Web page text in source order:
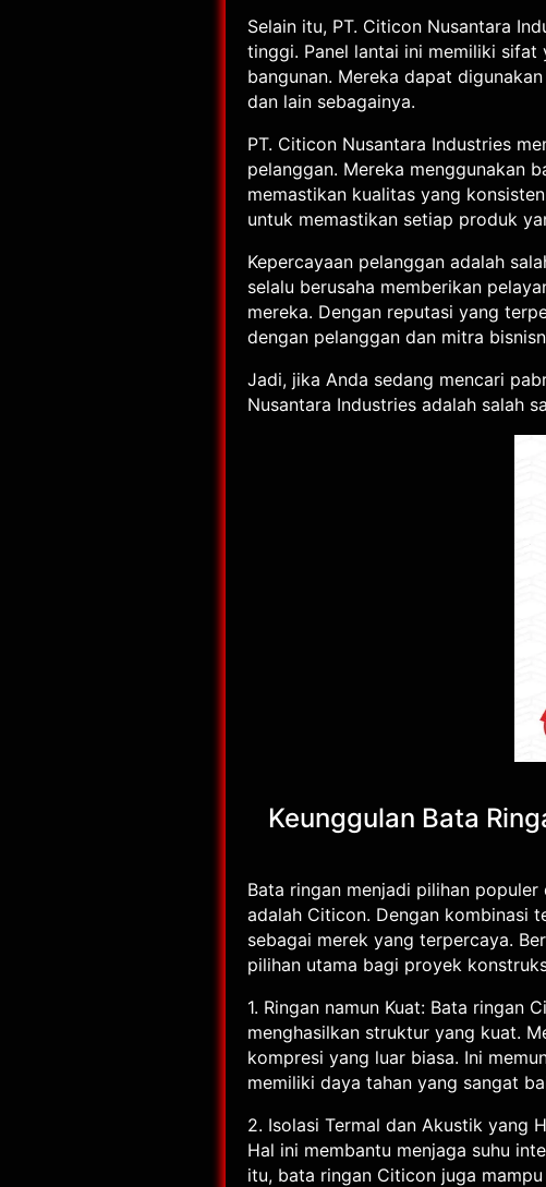
Selain itu, PT. Citicon Nusantara
tinggi. Panel lantai ini memiliki sifat
bangunan. Mereka dapat
dan lain sebagainya.
PT. Citicon Nusantara Industries
pelanggan. Mereka menggunakan
memastikan kualitas yang
untuk memastikan setiap produk
Kepercayaan pelanggan adalah
selalu berusaha memberikan
mereka. Dengan reputasi yang
dengan pelanggan dan mitra
Jadi, jika Anda sedang mencari
Nusantara Industries adalah salah
Keunggulan Bata
Bata ringan menjadi pilihan
adalah Citicon. Dengan kombinasi
sebagai merek yang terpercaya.
pilihan utama bagi proyek
1. Ringan namun Kuat: Bata ringan
menghasilkan struktur yang kuat.
kompresi yang luar biasa. Ini
memiliki daya tahan yang sangat
2. Isolasi Termal dan Akustik yang
Hal ini membantu menjaga suhu
itu, bata ringan Citicon juga